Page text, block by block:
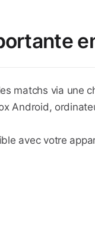
matchs via une
Android,
avec votre